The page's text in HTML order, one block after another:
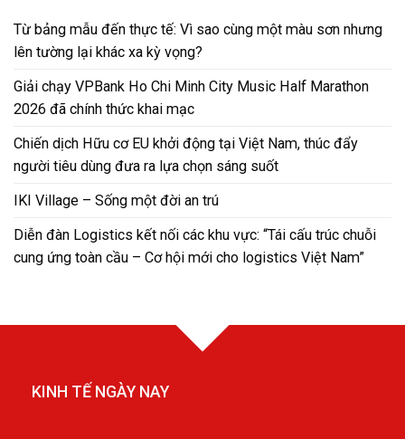
Từ bảng mẫu đến thực tế: Vì sao cùng một màu sơn nhưng
lên tường lại khác xa kỳ vọng?
Giải chạy VPBank Ho Chi Minh City Music Half Marathon
2026 đã chính thức khai mạc
Chiến dịch Hữu cơ EU khởi động tại Việt Nam, thúc đẩy
người tiêu dùng đưa ra lựa chọn sáng suốt
IKI Village – Sống một đời an trú
Diễn đàn Logistics kết nối các khu vực: “Tái cấu trúc chuỗi
cung ứng toàn cầu – Cơ hội mới cho logistics Việt Nam”
KINH TẾ NGÀY NAY